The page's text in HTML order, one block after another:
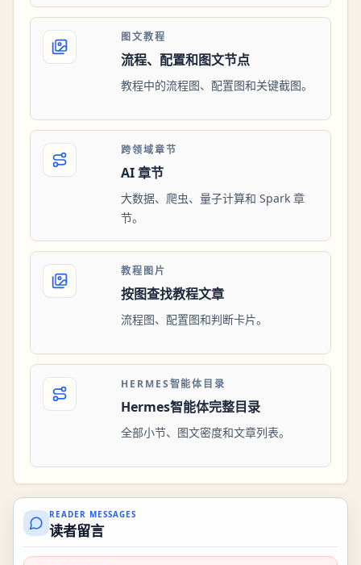
图文教程
流程、配置和图文节点
教程中的流程图、配置图和关键截图。
跨领域章节
AI 章节
大数据、爬虫、量子计算和 Spark 章
节。
教程图片
按图查找教程文章
流程图、配置图和判断卡片。
HERMES智能体目录
Hermes智能体完整目录
全部小节、图文密度和文章列表。
READER MESSAGES
读者留言